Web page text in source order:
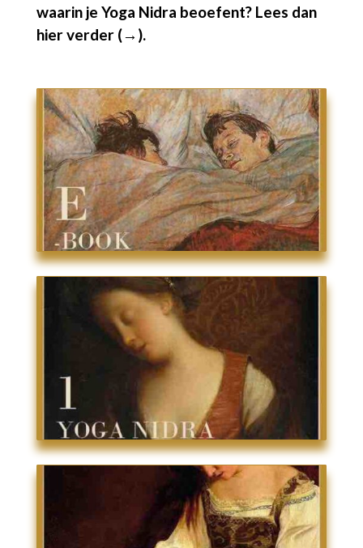
waarin je Yoga Nidra beoefent? Lees dan
hier verder (→).